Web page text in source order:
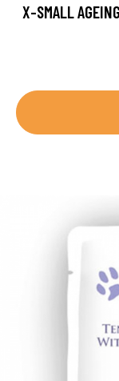
X-SMALL